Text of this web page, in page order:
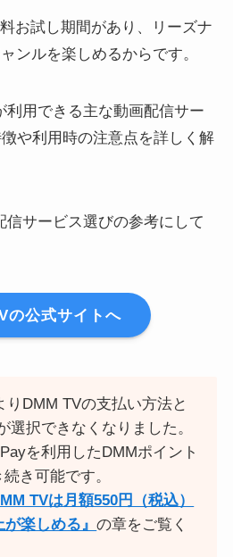
お試し期間があり、リーズナ
ンルを楽しめるからです。
利用できる主な動画配信サー
や利用時の注意点を詳しく解
信サービス選びの参考にして
の公式サイトへ
りDMM TVの支払い方法と
選択できなくなりました。
を利用したDMMポイント
き可能です。
TVは月額550円（税込）
が楽しめる』の章をご覧く